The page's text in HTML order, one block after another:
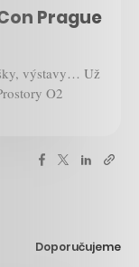
Prague
výstavy… Už
O2
Doporučujeme